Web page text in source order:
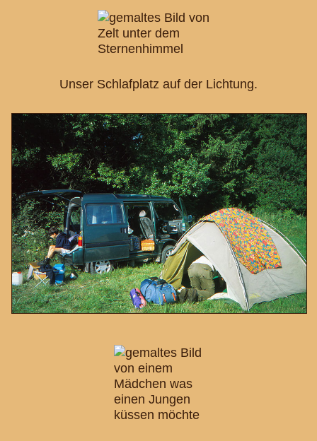
Unser Schlafplatz auf der Lichtung.